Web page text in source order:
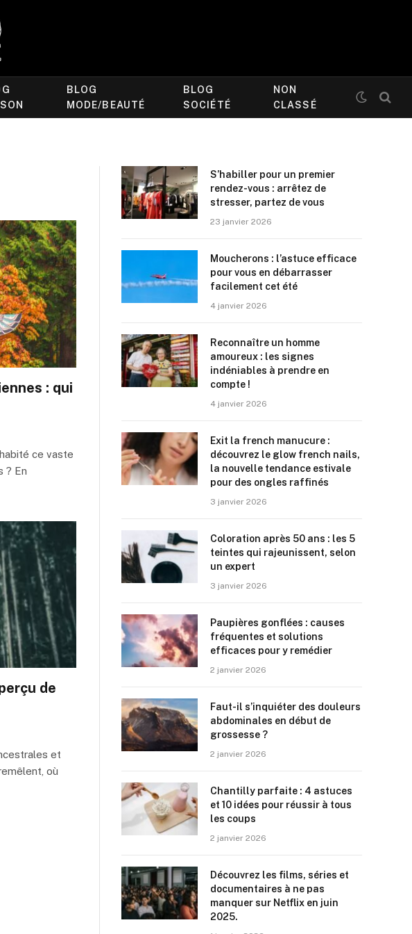
BLOG
MODE/BEAUTÉ
BLOG
SOCIÉTÉ
NON
CLASSÉ
: qui
ce vaste
? En
de
et
où
S’habiller pour un premier
rendez-vous : arrêtez de
stresser, partez de vous
23 janvier 2026
Moucherons : l’astuce efficace
pour vous en débarrasser
facilement cet été
4 janvier 2026
Reconnaître un homme
amoureux : les signes
indéniables à prendre en
compte !
4 janvier 2026
Exit la french manucure :
découvrez le glow french nails,
la nouvelle tendance estivale
pour des ongles raffinés
3 janvier 2026
Coloration après 50 ans : les 5
teintes qui rajeunissent, selon
un expert
3 janvier 2026
Paupières gonflées : causes
fréquentes et solutions
efficaces pour y remédier
2 janvier 2026
Faut-il s’inquiéter des douleurs
abdominales en début de
grossesse ?
2 janvier 2026
Chantilly parfaite : 4 astuces
et 10 idées pour réussir à tous
les coups
2 janvier 2026
Découvrez les films, séries et
documentaires à ne pas
manquer sur Netflix en juin
2025.